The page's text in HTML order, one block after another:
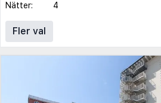
Nätter:
4
Fler val